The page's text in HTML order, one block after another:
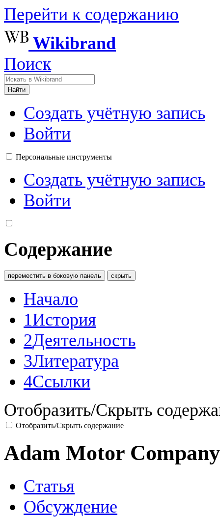
Перейти к содержанию
Wikibrand
Поиск
Найти
Создать учётную запись
Войти
Персональные инструменты
Создать учётную запись
Войти
Содержание
переместить в боковую панель скрыть
Начало
1История
2Деятельность
3Литература
4Ссылки
Отобразить/Скрыть
Отобразить/Скрыть содержание
Adam Motor Company
Статья
Обсуждение